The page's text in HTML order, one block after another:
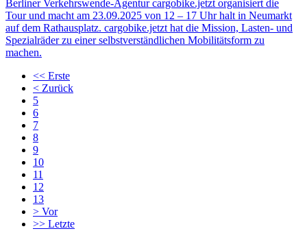
Berliner Verkehrswende-Agentur cargobike.jetzt organisiert die
Tour und macht am 23.09.2025 von 12 – 17 Uhr halt in Neumarkt
auf dem Rathausplatz. cargobike.jetzt hat die Mission, Lasten- und
Spezialräder zu einer selbstverständlichen Mobilitätsform zu
machen.
<< Erste
< Zurück
5
6
7
8
9
10
11
12
13
> Vor
>> Letzte